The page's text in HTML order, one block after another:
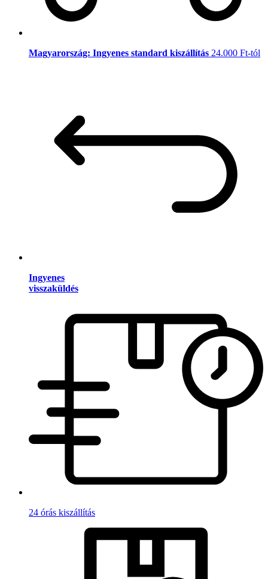
Magyarország: Ingyenes standard kiszállítás 24.000 Ft-tól
Ingyenes
visszaküldés
24 órás kiszállítás